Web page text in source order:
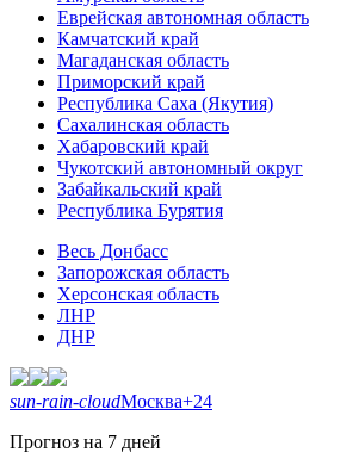
Еврейская автономная область
Камчатский край
Магаданская область
Приморский край
Республика Саха (Якутия)
Сахалинская область
Хабаровский край
Чукотский автономный округ
Забайкальский край
Республика Бурятия
Весь Донбасс
Запорожская область
Херсонская область
ЛНР
ДНР
sun-rain-cloudМосква+24
Прогноз на 7 дней